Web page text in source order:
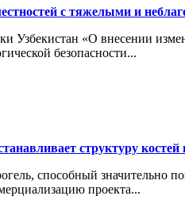
с тяжелыми и
Узбекистан «О внесении
безопасности...
структуру костей
способный значительно
проекта...